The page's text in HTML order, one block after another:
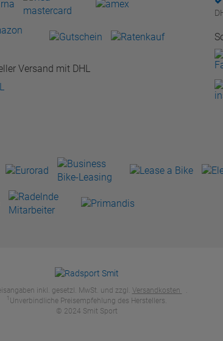
Versand mit DHL
inkl. gesetzl. MwSt. und zzgl. Versandkosten
1 Unverbindliche Preisempfehlung des Herstellers.
© 2024 Smit Sport